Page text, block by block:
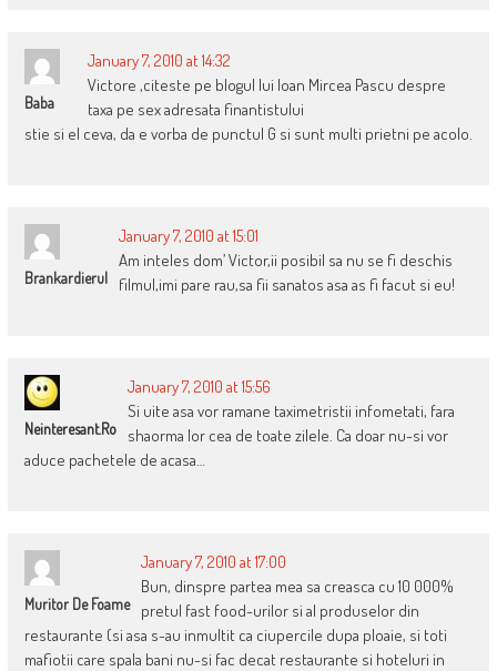
Baba
January 7, 2010 at 14:32
Victore ,citeste pe blogul lui Ioan Mircea Pascu despre
taxa pe sex adresata finantistului
stie si el ceva, da e vorba de punctul G si sunt multi prietni pe acolo.
Brankardierul
January 7, 2010 at 15:01
Am inteles dom’ Victor,ii posibil sa nu se fi deschis
filmul,imi pare rau,sa fii sanatos asa as fi facut si eu!
Neinteresant.ro
January 7, 2010 at 15:56
Si uite asa vor ramane taximetristii infometati, fara
shaorma lor cea de toate zilele. Ca doar nu-si vor
aduce pachetele de acasa…
Muritor De Foame
January 7, 2010 at 17:00
Bun, dinspre partea mea sa creasca cu 10 000%
pretul fast food-urilor si al produselor din
restaurante (si asa s-au inmultit ca ciupercile dupa ploaie, si toti
mafiotii care spala bani nu-si fac decat restaurante si hoteluri in